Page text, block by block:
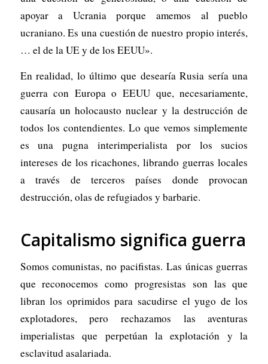
apoyar a Ucrania porque amemos al pueblo
ucraniano. Es una cuestión de nuestro propio interés,
… el de la UE y de los EEUU».
En realidad, lo último que desearía Rusia sería una
guerra con Europa o EEUU que, necesariamente,
causaría un holocausto nuclear y la destrucción de
todos los contendientes. Lo que vemos simplemente
es una pugna interimperialista por los sucios
intereses de los ricachones, librando guerras locales
a través de terceros países donde provocan
destrucción, olas de refugiados y barbarie.
Capitalismo significa guerra
Somos comunistas, no pacifistas. Las únicas guerras
que reconocemos como progresistas son las que
libran los oprimidos para sacudirse el yugo de los
explotadores, pero rechazamos las aventuras
imperialistas que perpetúan la explotación y la
esclavitud asalariada.